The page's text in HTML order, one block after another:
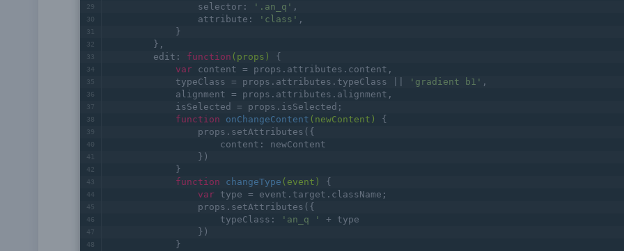
                selector:
'.an_q' ,
                attribute:
'class' ,
            }
        },
        edit:
function (props)
{
var content = props.attributes.content,
            typeClass = props.attributes.typeClass ||
'gradient b1' ,
            alignment = props.attributes.alignment,
            isSelected = props.isSelected;
function
onChangeContent (newContent)
{
                props.setAttributes({
                    content: newContent
                })
            }
function
changeType (event)
{
var type = event.target.className;
                props.setAttributes({
                    typeClass:
'an_q '
+ type
                })
            }